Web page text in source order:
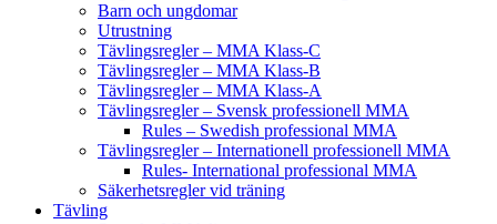
Barn och ungdomar
Utrustning
Tävlingsregler – MMA Klass-C
Tävlingsregler – MMA Klass-B
Tävlingsregler – MMA Klass-A
Tävlingsregler – Svensk professionell MMA
Rules – Swedish professional MMA
Tävlingsregler – Internationell professionell MMA
Rules- International professional MMA
Säkerhetsregler vid träning
Tävling